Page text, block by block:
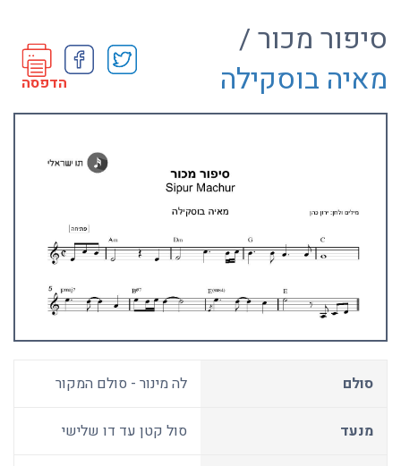
סיפור מכור /
מאיה בוסקילה
הדפסה
סולם לה מינור - סולם המקור
מנעד סול קטן עד דו שלישי